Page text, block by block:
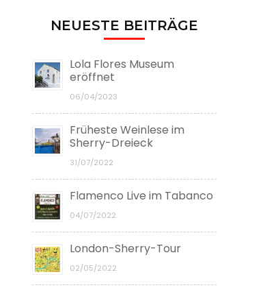
NEUESTE BEITRÄGE
Lola Flores Museum
eröffnet
06/04/2023
Früheste Weinlese im
Sherry-Dreieck
31/07/2022
Flamenco Live im Tabanco
04/07/2022
London-Sherry-Tour
02/05/2022